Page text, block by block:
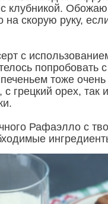
клубникой. Обожаю
на скорую руку,
с
тоже
грецкий орех, так
Рафаэлло с